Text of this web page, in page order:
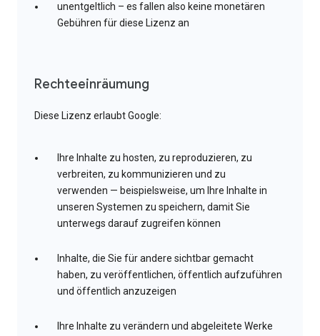
unentgeltlich – es fallen also keine monetären
Gebühren für diese Lizenz an
Rechteeinräumung
Diese Lizenz erlaubt Google:
Ihre Inhalte zu hosten, zu reproduzieren, zu
verbreiten, zu kommunizieren und zu
verwenden — beispielsweise, um Ihre Inhalte in
unseren Systemen zu speichern, damit Sie
unterwegs darauf zugreifen können
Inhalte, die Sie für andere sichtbar gemacht
haben, zu veröffentlichen, öffentlich aufzuführen
und öffentlich anzuzeigen
Ihre Inhalte zu verändern und abgeleitete Werke